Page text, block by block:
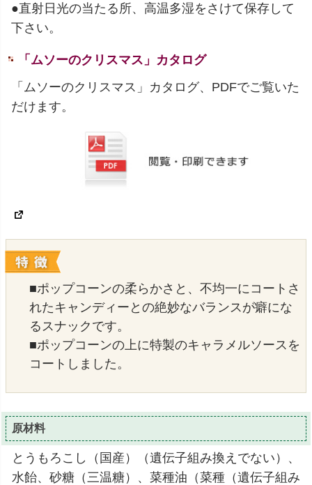
●直射日光の当たる所、高温多湿をさけて保存して
下さい。
「ムソーのクリスマス」カタログ
「ムソーのクリスマス」カタログ、PDFでご覧いた
だけます。
■ポップコーンの柔らかさと、不均一にコートさ
れたキャンディーとの絶妙なバランスが癖にな
るスナックです。
■ポップコーンの上に特製のキャラメルソースを
コートしました。
原材料
とうもろこし（国産）（遺伝子組み換えでない）、
水飴、砂糖（三温糖）、菜種油（菜種（遺伝子組み